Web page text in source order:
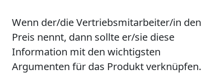
Wenn der/die Vertriebsmitarbeiter/in den
Preis nennt, dann sollte er/sie diese
Information mit den wichtigsten
Argumenten für das Produkt verknüpfen.